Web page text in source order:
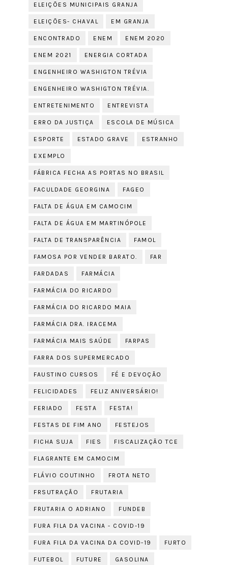
ELEIÇÕES MUNICIPAIS GRANJA
ELEIÇÕES- CHAVAL EM GRANJA
ENCONTRADO ENEM ENEM 2020
ENEM 2021 ENERGIA CORTADA
ENGENHEIRO WASHIGTON TRÉVIA
ENGENHEIRO WASHIGTON TRÉVIA.
ENTRETENIMENTO ENTREVISTA
ERRO DA JUSTIÇA ESCOLA DE MÚSICA
ESPORTE ESTADO GRAVE ESTRANHO
EXEMPLO
FÁBRICA FECHA AS PORTAS NO BRASIL
FACULDADE GEORGINA FAGEO
FALTA DE ÁGUA EM CAMOCIM
FALTA DE ÁGUA EM MARTINÓPOLE
FALTA DE TRANSPARÊNCIA FAMOL
FAMOSA POR VENDER BARATO. FAR
FARDADAS FARMÁCIA
FARMÁCIA DO RICARDO
FARMÁCIA DO RICARDO MAIA
FARMÁCIA DRA. IRACEMA
FARMÁCIA MAIS SAÚDE FARPAS
FARRA DOS SUPERMERCADO
FAUSTINO CURSOS FÉ E DEVOÇÃO
FELICIDADES FELIZ ANIVERSÁRIO!
FERIADO FESTA FESTA!
FESTAS DE FIM ANO FESTEJOS
FICHA SUJA FIES FISCALIZAÇÃO TCE
FLAGRANTE EM CAMOCIM
FLÁVIO COUTINHO FROTA NETO
FRSUTRAÇÃO FRUTARIA
FRUTARIA O ADRIANO FUNDEB
FURA FILA DA VACINA - COVID-19
FURA FILA DA VACINA DA COVID-19 FURTO
FUTEBOL FUTURE GASOLINA